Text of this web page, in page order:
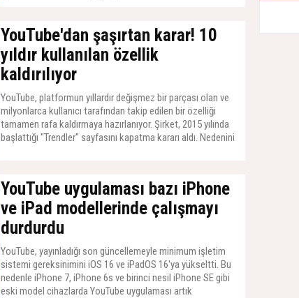
YouTube'dan şaşırtan karar! 10
yıldır kullanılan özellik
kaldırılıyor
YouTube, platformun yıllardır değişmez bir parçası olan ve
milyonlarca kullanıcı tarafından takip edilen bir özelliği
tamamen rafa kaldırmaya hazırlanıyor. Şirket, 2015 yılında
başlattığı "Trendler" sayfasını kapatma kararı aldı. Nedenini
YouTube uygulaması bazı iPhone
ve iPad modellerinde çalışmayı
durdurdu
YouTube, yayınladığı son güncellemeyle minimum işletim
sistemi gereksinimini iOS 16 ve iPadOS 16'ya yükseltti. Bu
nedenle iPhone 7, iPhone 6s ve birinci nesil iPhone SE gibi
eski model cihazlarda YouTube uygulaması artık